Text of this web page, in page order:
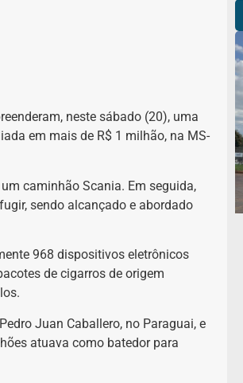
neste sábado (20), uma
em mais de R$ 1 milhão, na MS-
caminhão Scania. Em seguida,
sendo alcançado e abordado
968 dispositivos eletrônicos
de cigarros de origem
Juan Caballero, no Paraguai, e
atuava como batedor para